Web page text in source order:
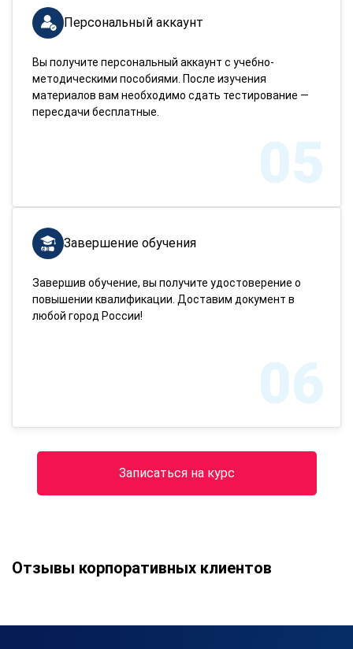
Персональный аккаунт
Вы получите персональный аккаунт с учебно-
методическими пособиями. После изучения
материалов вам необходимо сдать тестирование —
пересдачи бесплатные.
05
Завершение обучения
Завершив обучение, вы получите удостоверение о
повышении квалификации. Доставим документ в
любой город России!
06
Записаться на курс
Отзывы корпоративных клиентов